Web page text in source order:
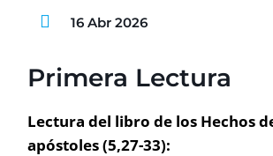
16 Abr 2026
Primera Lectura
Lectura del libro de los Hechos
apóstoles (5,27-33):